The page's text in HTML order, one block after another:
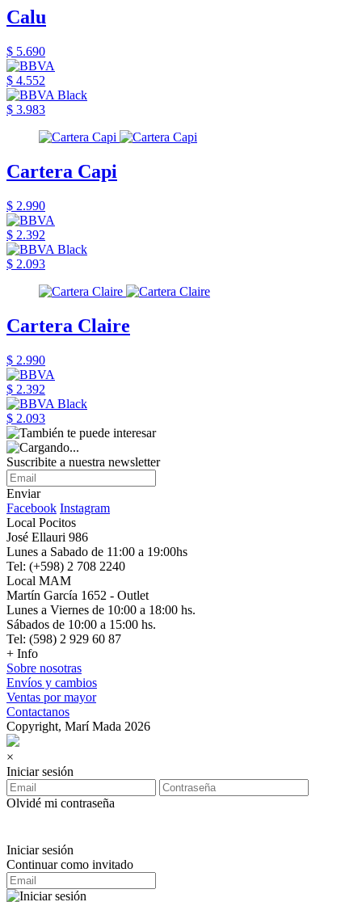
Calu
$ 5.690
$ 4.552
$ 3.983
Cartera Capi
$ 2.990
$ 2.392
$ 2.093
Cartera Claire
$ 2.990
$ 2.392
$ 2.093
Suscribite a nuestra newsletter
Enviar
Facebook Instagram
Local Pocitos
José Ellauri 986
Lunes a Sabado de 11:00 a 19:00hs
Tel: (+598) 2 708 2240
Local MAM
Martín García 1652 - Outlet
Lunes a Viernes de 10:00 a 18:00 hs.
Sábados de 10:00 a 15:00 hs.
Tel: (598) 2 929 60 87
+ Info
Sobre nosotras
Envíos y cambios
Ventas por mayor
Contactanos
Copyright, Marí Mada 2026
×
Iniciar sesión
Olvidé mi contraseña
Iniciar sesión
Continuar como invitado